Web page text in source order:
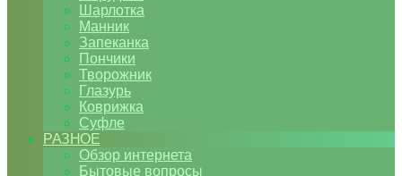
Шарлотка
Манник
Запеканка
Пончики
Творожник
Глазурь
Коврижка
Суфле
РАЗНОЕ
Обзор интернета
Бытовые вопросы